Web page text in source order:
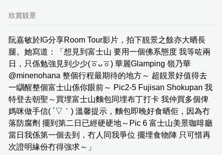
欣賞靚景
阮嘉敏於IG分享Room Tour影片，拍下靚景之餘亦大晒長
腿。她寫道：「想見到富士山 要用一個佛系態度 我等咗兩
日，只係勉強見到少少(ㆆᴗㆆ) 華麗Glamping 嶺乃華
@minenohana 整個行程最期待的地方～ 超靚景好值得去
一瞓醒整個富士山係你眼前～ Pic2-5 Fujisan Shokupan 我
特登去朝聖～買埋富士山麵包同埋布丁打卡 我仲買多個俾
媽咪做手信( ´▽｀) 溫馨提示，麵包即晚好食晒佢，因為冇
落防腐劑 擺到第二日已經硬硬地～Pic 6 富士山美景咖啡廳
當日我係第一個去到，冇人同我爭位 擺埋食物陣 只可惜再
次證明緣份冇得強求～」